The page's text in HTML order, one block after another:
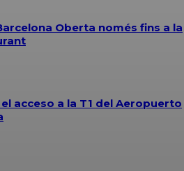
Oberta només fins a la
acceso a la T1 del Aeropuerto